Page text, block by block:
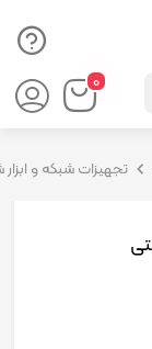
۰
Products
search
تجهیزات شبکه و